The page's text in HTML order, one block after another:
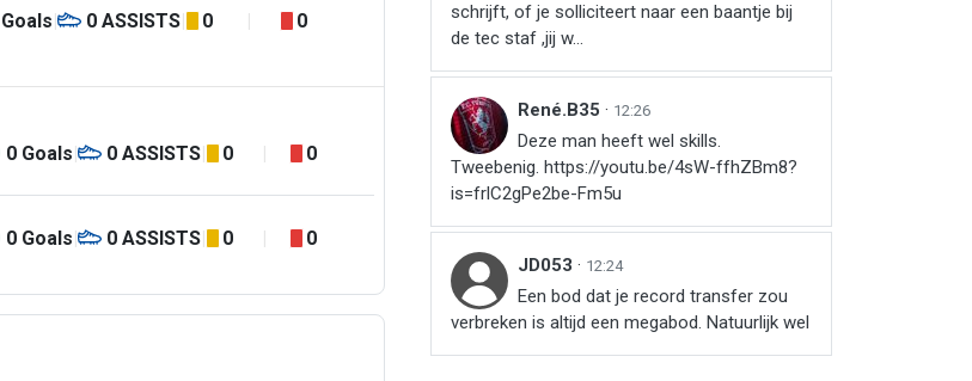
Goals 0 ASSISTS 0 0
0 Goals 0 ASSISTS 0 0
0 Goals 0 ASSISTS 0 0
schrijft, of je solliciteert naar een baantje bij
de tec staf ,jij w...
René.B35 · 12:26
Deze man heeft wel skills.
Tweebenig. https://youtu.be/4sW-ffhZBm8?
is=frlC2gPe2be-Fm5u
JD053 · 12:24
Een bod dat je record transfer zou
verbreken is altijd een megabod. Natuurlijk wel